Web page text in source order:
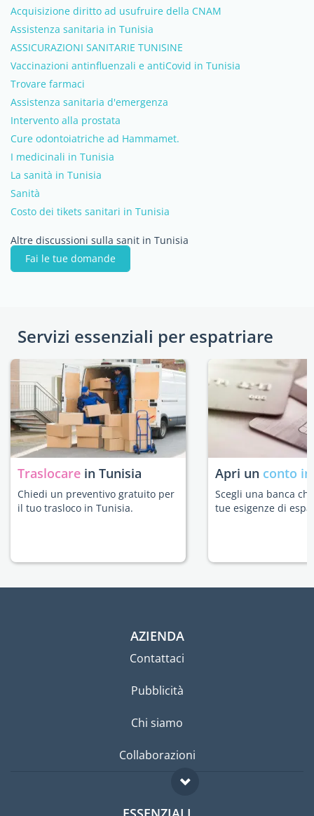
Acquisizione diritto ad usufruire della CNAM
Assistenza sanitaria in Tunisia
ASSICURAZIONI SANITARIE TUNISINE
Vaccinazioni antinfluenzali e antiCovid in Tunisia
Trovare farmaci
Assistenza sanitaria d'emergenza
Intervento alla prostata
Cure odontoiatriche ad Hammamet.
I medicinali in Tunisia
La sanità in Tunisia
Sanità
Costo dei tikets sanitari in Tunisia
Altre discussioni sulla sanit in Tunisia
Fai le tue domande
Servizi essenziali per espatriare
Traslocare in Tunisia
Chiedi un preventivo gratuito per
il tuo trasloco in Tunisia.
Apri un conto
Scegli una banca
tue esigenze di
AZIENDA
Contattaci
Pubblicità
Chi siamo
Collaborazioni